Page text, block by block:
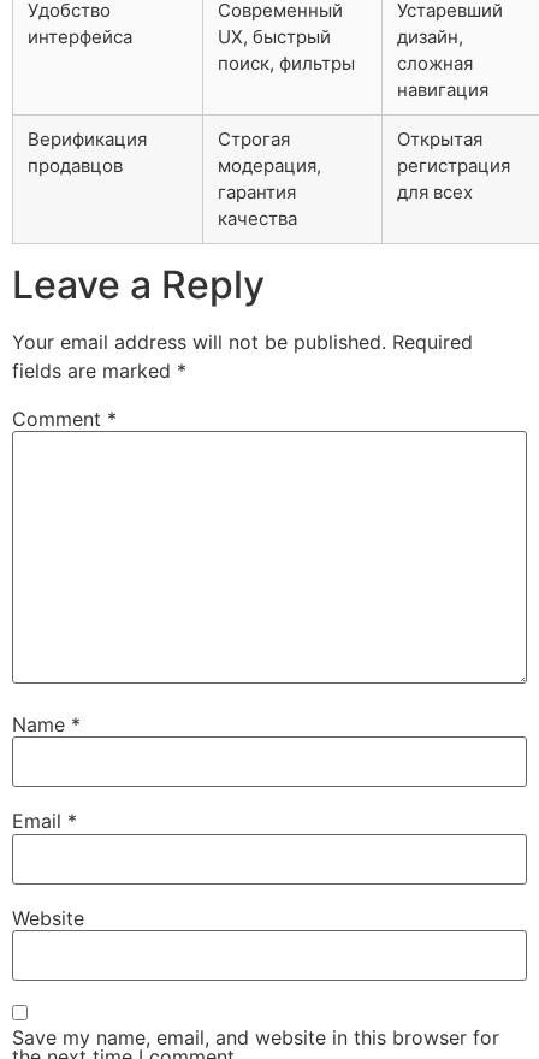
Удобство
интерфейса
Современный
UX, быстрый
поиск, фильтры
Устаревший
дизайн,
сложная
навигация
Верификация
продавцов
Строгая
модерация,
гарантия
качества
Открытая
регистрация
для всех
Leave a Reply
Your email address will not be published. Required
fields are marked *
Comment *
Name *
Email *
Website
Save my name, email, and website in this browser for